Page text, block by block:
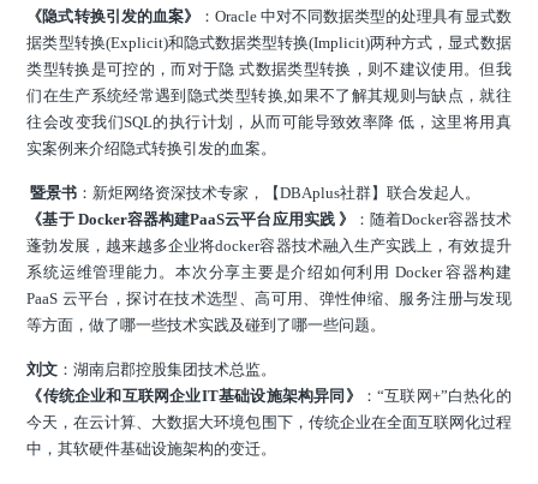
《隐式转换引发的血案》
：Oracle 中对不同数据类型的处理具有显式数
据类型转换(Explicit)和隐式数据类型转换(Implicit)两种方式，显式数据
类型转换是可控的，而对于隐 式数据类型转换，则不建议使用。但我
们在生产系统经常遇到隐式类型转换,如果不了解其规则与缺点，就往
往会改变我们SQL的执行计划，从而可能导致效率降 低，这里将用真
实案例来介绍隐式转换引发的血案。
暨景书 ：新炬网络资深技术专家，【DBAplus社群】联合发起人。
《基于 Docker容器构建PaaS云平台应用实践 》
：随着Docker容器技术
蓬勃发展，越来越多企业将docker容器技术融入生产实践上，有效提升
系统运维管理能力。本次分享主要是介绍如何利用 Docker 容器构建
PaaS 云平台，探讨在技术选型、高可用、弹性伸缩、服务注册与发现
等方面，做了哪一些技术实践及碰到了哪一些问题。
刘文 ：湖南启郡控股集团技术总监。
《传统企业和互联网企业IT基础设施架构异同》
：“互联网+”白热化的
今天，在云计算、大数据大环境包围下，传统企业在全面互联网化过程
中，其软硬件基础设施架构的变迁。